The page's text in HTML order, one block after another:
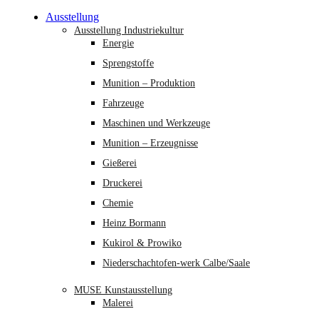
Ausstellung
Ausstellung Industriekultur
Energie
Sprengstoffe
Munition – Produktion
Fahrzeuge
Maschinen und Werkzeuge
Munition – Erzeugnisse
Gießerei
Druckerei
Chemie
Heinz Bormann
Kukirol & Prowiko
Niederschachtofen-werk Calbe/Saale
MUSE Kunstausstellung
Malerei